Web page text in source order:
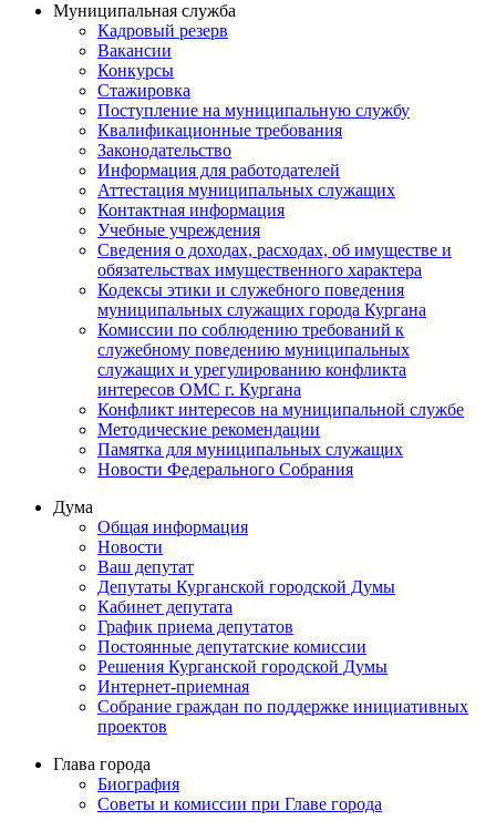
Муниципальная служба
Кадровый резерв
Вакансии
Конкурсы
Стажировка
Поступление на муниципальную службу
Квалификационные требования
Законодательство
Информация для работодателей
Аттестация муниципальных служащих
Контактная информация
Учебные учреждения
Сведения о доходах, расходах, об имуществе и
обязательствах имущественного характера
Кодексы этики и служебного поведения
муниципальных служащих города Кургана
Комиссии по соблюдению требований к
служебному поведению муниципальных
служащих и урегулированию конфликта
интересов ОМС г. Кургана
Конфликт интересов на муниципальной службе
Методические рекомендации
Памятка для муниципальных служащих
Новости Федерального Cобрания
Дума
Общая информация
Новости
Ваш депутат
Депутаты Курганской городской Думы
Кабинет депутата
График приема депутатов
Постоянные депутатские комиссии
Решения Курганской городской Думы
Интернет-приемная
Собрание граждан по поддержке инициативных
проектов
Глава города
Биография
Советы и комиссии при Главе города